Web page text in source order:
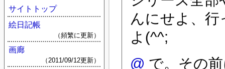
んにせよ、
よ(^^;
@ で。その
サイトトップ
絵日記帳
（頻繁に更新）
画廊
（2011/09/12更新）